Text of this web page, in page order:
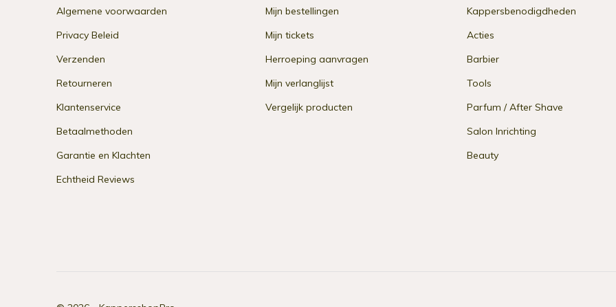
Algemene voorwaarden
Privacy Beleid
Verzenden
Retourneren
Klantenservice
Betaalmethoden
Garantie en Klachten
Echtheid Reviews
Mijn bestellingen
Mijn tickets
Herroeping aanvragen
Mijn verlanglijst
Vergelijk producten
Kappersbenodigdheden
Acties
Barbier
Tools
Parfum / After Shave
Salon Inrichting
Beauty